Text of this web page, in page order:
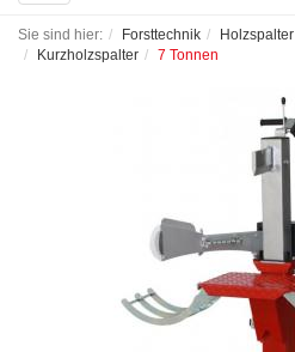
navigation
Sie sind hier: Forsttechnik Holzspalter
Kurzholzspalter
7 Tonnen